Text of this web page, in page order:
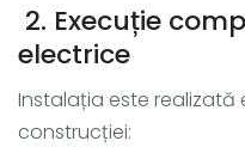
2. Execuție
electrice
Instalația este
construcției: